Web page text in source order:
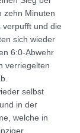
zehn Minuten
verpufft und die
sich wieder
6:0-Abwehr
verriegelten
selbst
in der
welche in